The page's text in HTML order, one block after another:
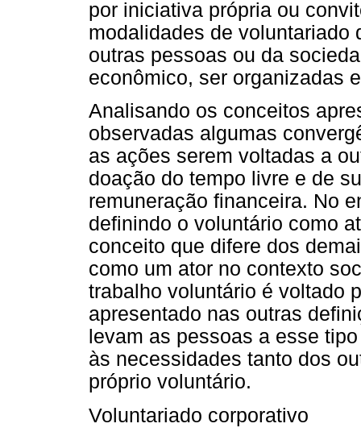
por iniciativa própria ou
modalidades de voluntariado
outras pessoas ou da
econômico, ser organizadas
Analisando os conceitos
observadas algumas
as ações serem voltadas a
doação do tempo livre e de
remuneração financeira. No
definindo o voluntário como
conceito que difere dos
como um ator no contexto
trabalho voluntário é voltado
apresentado nas outras
levam as pessoas a esse
às necessidades tanto dos
próprio voluntário.
Voluntariado corporativo